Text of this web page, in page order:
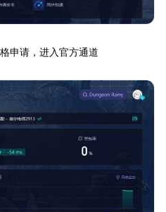
申请，进入官方通道